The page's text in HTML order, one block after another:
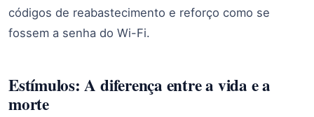
códigos de reabastecimento e reforço como se
fossem a senha do Wi-Fi.
Estímulos: A diferença entre a vida e a
morte